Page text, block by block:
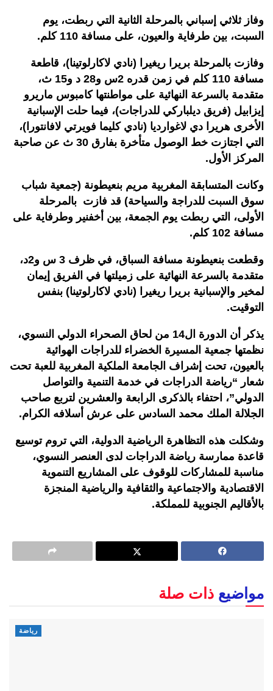
وفاز ثلاثي إسباني بالمرحلة الثانية التي ربطت، يوم
السبت، بين طرفاية والعيون، على مسافة 110 كلم.
وفازت بالمرحلة بريرا ريغيرا (نادي لاكارلوتينا)، قاطعة
مسافة 110 كلم في زمن قدره 2س و28 د و15 ث،
متقدمة بالسرعة النهائية على مواطنتها كامبوس ماريرو
إيزابيل (فريق ديلباركي للدراجات)، فيما حلت الإسبانية
الأخرى هريرا دي لاغوارديا (نادي كليما فويرتي لافانتورا)،
التي اجتازت خط الوصول متأخرة بفارق 30 ث عن صاحبة
المركز الأول.
وكانت المتسابقة المغربية مريم بنعيطونة (جمعية شباب
سوق السبت للدراجة والسياحة) قد فازت بالمرحلة
الأولى، التي ربطت يوم الجمعة، بين أخفنير وطرفاية على
مسافة 102 كلم.
وقطعت بنعيطونة مسافة السباق، في ظرف 3 س و2د،
متقدمة بالسرعة النهائية على زميلتها في الفريق إيمان
لمخير والإسبانية بريرا ريغيرا (نادي لاكارلوتينا) بنفس
التوقيت.
يذكر أن الدورة ال14 من لحاق الصحراء الدولي النسوي،
نظمتها جمعية المسيرة الخضراء للدراجات الهوائية
بالعيون، تحت إشراف الجامعة الملكية المغربية للعبة تحت
شعار “رياضة الدراجات في خدمة التنمية والتواصل
الدولي”، احتفاء بالذكرى الرابعة والعشرين لتربع صاحب
الجلالة الملك محمد السادس على عرش أسلافه الكرام.
وشكلت هذه التظاهرة الرياضية الدولية، التي تروم توسيع
قاعدة ممارسة رياضة الدراجات لدى العنصر النسوي،
مناسبة للمشاركات للوقوف على المشاريع التنموية
الاقتصادية والاجتماعية والثقافية والرياضية المنجزة
بالأقاليم الجنوبية للمملكة.
مواضيع ذات صلة
رياضة